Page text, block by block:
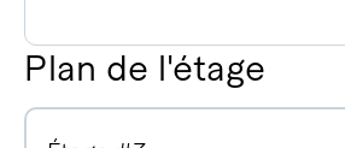
Plan de l'étage